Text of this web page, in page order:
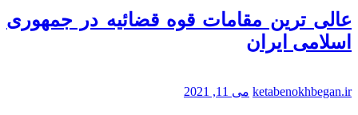
عالی ترین مقامات قوه قضائیه در جمهوری
اسلامی ایران
ketabenokhbegan.ir می 11, 2021